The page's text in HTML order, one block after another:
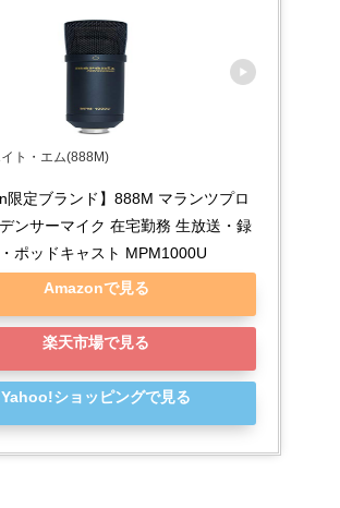
ト・エム(888M)
限定ブランド】888M マランツプロ
ンサーマイク 在宅勤務 生放送・録
ポッドキャスト MPM1000U
Amazonで見る
楽天市場で見る
Yahoo!ショッピングで見る